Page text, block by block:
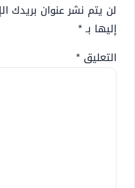
لن يتم نشر عنوان بريدك
إليها بـ*
التعليق *